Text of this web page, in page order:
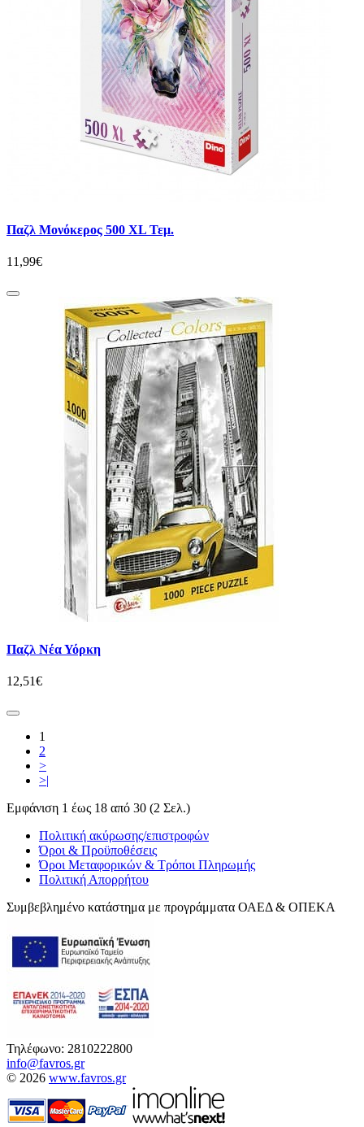
Παζλ Μονόκερος 500 XL Τεμ.
11,99€
Παζλ Νέα Υόρκη
12,51€
1
2
>
>|
Εμφάνιση 1 έως 18 από 30 (2 Σελ.)
Πολιτική ακύρωσης/επιστροφών
Όροι & Προϋποθέσεις
Όροι Μεταφορικών & Τρόποι Πληρωμής
Πολιτική Απορρήτου
Συμβεβλημένο κατάστημα με προγράμματα ΟΑΕΔ & ΟΠΕΚΑ
Τηλέφωνο: 2810222800
info@favros.gr
© 2026 www.favros.gr